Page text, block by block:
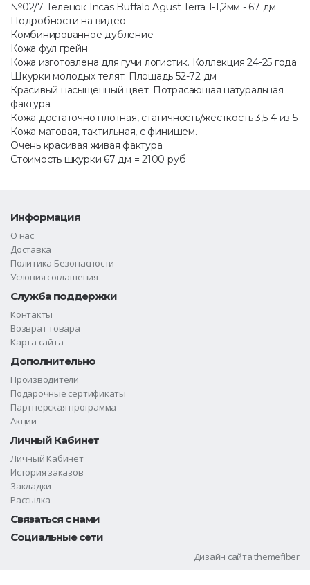
№02/7 Теленок Incas Buffalo Agust Terra 1-1,2мм - 67 дм
Подробности на видео
Комбинированное дубление
Кожа фул грейн
Кожа изготовлена для гучи логистик. Коллекция 24-25 года
Шкурки молодых телят. Площадь 52-72 дм
Красивый насыщенный цвет. Потрясающая натуральная
фактура.
Кожа достаточно плотная, статичность/жесткость 3,5-4 из 5
Кожа матовая, тактильная, с финишем.
Очень красивая живая фактура.
Стоимость шкурки 67 дм = 2100 руб
Информация
О нас
Доставка
Политика Безопасности
Условия соглашения
Служба поддержки
Контакты
Возврат товара
Карта сайта
Дополнительно
Производители
Подарочные сертификаты
Партнерская программа
Акции
Личный Кабинет
Личный Кабинет
История заказов
Закладки
Рассылка
Связаться с нами
Социальные сети
Дизайн сайтаthemefiber